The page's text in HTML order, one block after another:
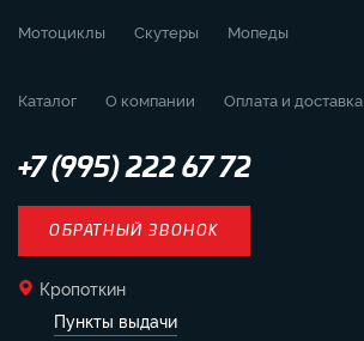
Мотоциклы Скутеры Мопеды
Каталог О компании Оплата и доставка
+7 (995) 222 67 72
ОБРАТНЫЙ ЗВОНОК
Кропоткин
Пункты выдачи